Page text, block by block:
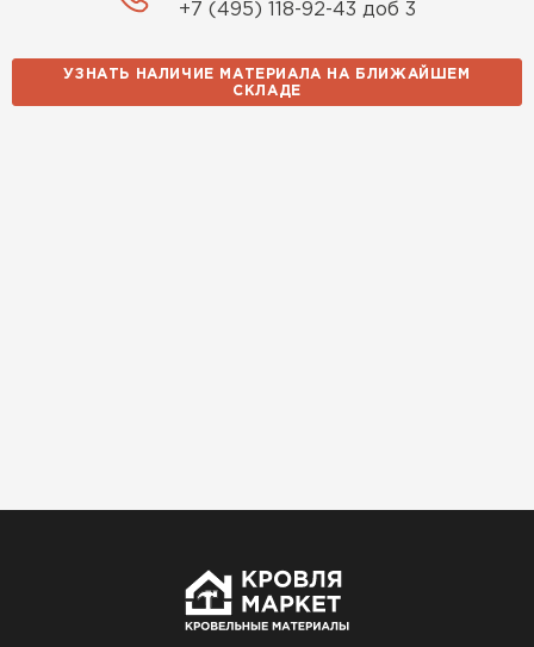
+7 (495) 118-92-43 доб 3
УЗНАТЬ НАЛИЧИЕ МАТЕРИАЛА НА БЛИЖАЙШЕМ
СКЛАДЕ
Софиты
ПЕРЕЙТИ